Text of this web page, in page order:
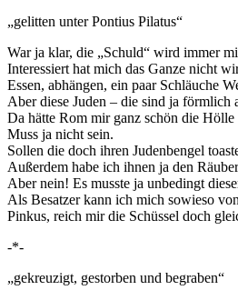
„gelitten unter Pontius Pilatus“
War ja klar, die „Schuld“ wird immer
Interessiert hat mich das Ganze nicht
Essen, abhängen, ein paar Schläuche
Aber diese Juden – die sind ja förmlich
Da hätte Rom mir ganz schön die Hölle
Muss ja nicht sein.
Sollen die doch ihren Judenbengel
Außerdem habe ich ihnen ja den
Aber nein! Es musste ja unbedingt
Als Besatzer kann ich mich sowieso
Pinkus, reich mir die Schüssel doch
-*-
„gekreuzigt, gestorben und begraben“